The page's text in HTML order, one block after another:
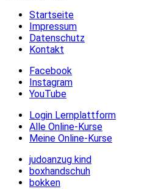
Startseite
Impressum
Datenschutz
Kontakt
Facebook
Instagram
YouTube
Login Lernplattform
Alle Online-Kurse
Meine Online-Kurse
judoanzug kind
boxhandschuh
bokken